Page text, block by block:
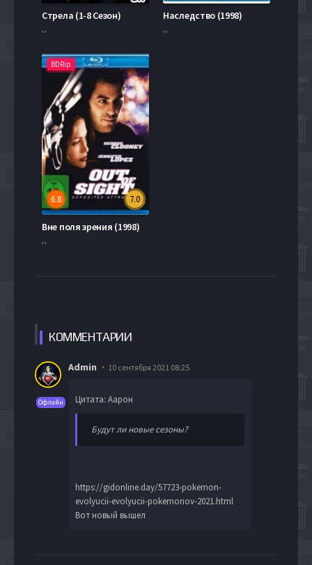
Стрела (1-8 Сезон) Наследство (1998)
BDRip
7.0
6.8
Вне поля зрения (1998)
КОММЕНТАРИИ
Офлайн
Admin 10 сентября 2021 08:25
Цитата: Аарон
Будут ли новые сезоны?
https://gidonline.day/57723-pokemon-
evolyucii-evolyucii-pokemonov-2021.html
Вот новый вышел